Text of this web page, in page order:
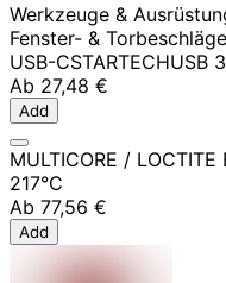
Werkzeuge &
Fenster- & Torbeschläge
USB-CSTARTECHUSB
Ab 27,48 €
Add
MULTICORE /
217°C
Ab 77,56 €
Add